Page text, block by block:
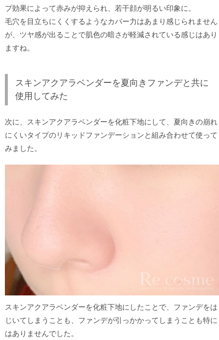
プ効果によって赤みが抑えられ、若干顔が明るい印象に。
毛穴を目立ちにくくするようなカバー力はあまり感じられません
が、ツヤ感が出ることで肌色の暗さが軽減されている感じはあり
ますね。
スキンアクアラベンダーを夏向きファンデと共に
使用してみた
次に、スキンアクアラベンダーを化粧下地にして、夏向きの崩れ
にくいタイプのリキッドファンデーションと組み合わせて使って
みました。
スキンアクアラベンダーを化粧下地にしたことで、ファンデをは
じいてしまうことも、ファンデが引っかかってしまうことも特に
はありませんでした。